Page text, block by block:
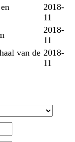
2018-
11
2018-
11
van de 2018-
11